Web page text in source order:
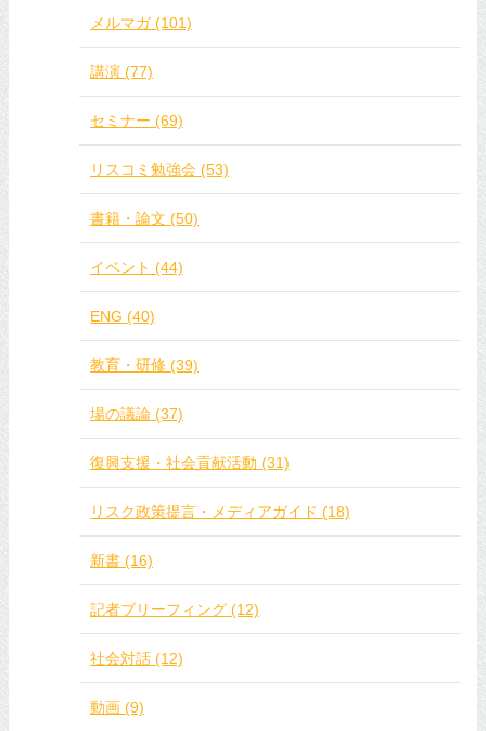
メルマガ (101)
講演 (77)
セミナー (69)
リスコミ勉強会 (53)
書籍・論文 (50)
イベント (44)
ENG (40)
教育・研修 (39)
場の議論 (37)
復興支援・社会貢献活動 (31)
リスク政策提言・メディアガイド (18)
新書 (16)
記者ブリーフィング (12)
社会対話 (12)
動画 (9)